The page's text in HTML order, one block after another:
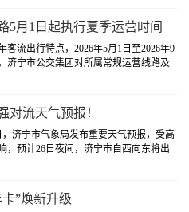
5月1日起执行夏季运营时间
客流出行特点，2026年5月1日至2026年9
济宁市公交集团对所属常规运营线路及
对流天气预报！
，济宁市气象局发布重要天气预报，受高
，预计26日夜间，济宁市自西向东将出
积平均降水量3～5毫米，局部10毫米以
]
”焕新升级